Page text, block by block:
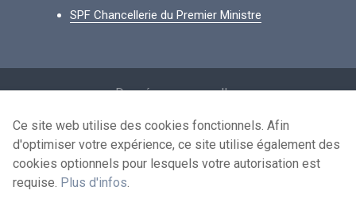
SPF Chancellerie du Premier Ministre
Données personnelles
Conditions de réutilisation
Contactez-nous
Ce site web utilise des cookies fonctionnels. Afin
d'optimiser votre expérience, ce site utilise également des
cookies optionnels pour lesquels votre autorisation est
requise. Plus d'infos.